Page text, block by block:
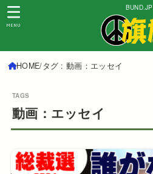
BUND.JP
MENU
HOME タグ : 動画：エッセイ
動画：エッセイ